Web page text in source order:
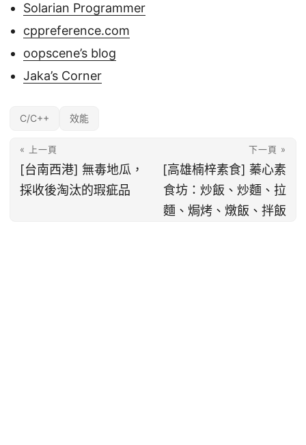
Solarian Programmer
cppreference.com
oopscene’s blog
Jaka’s Corner
C/C++ 效能
« 上一頁
[台南西港] 無毒地瓜，
採收後淘汰的瑕疵品
下一頁 »
[高雄楠梓素食] 蓁心素
食坊：炒飯、炒麵、拉
麵、焗烤、燉飯、拌飯